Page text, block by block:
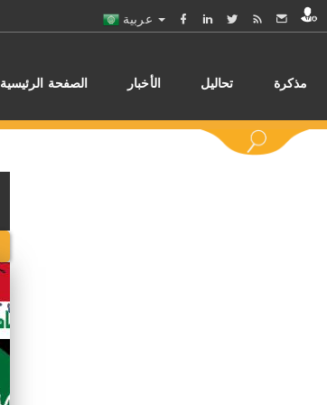
الصفحة الرئيسية الأخبار تحاليل مذكرة